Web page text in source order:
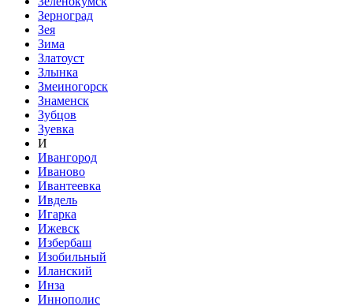
Зерноград
Зея
Зима
Златоуст
Злынка
Змеиногорск
Знаменск
Зубцов
Зуевка
И
Ивангород
Иваново
Ивантеевка
Ивдель
Игарка
Ижевск
Избербаш
Изобильный
Иланский
Инза
Иннополис